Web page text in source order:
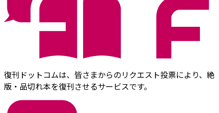
復刊ドットコムは、皆さまからのリクエスト投票により、絶
版・品切れ本を復刊させるサービスです。